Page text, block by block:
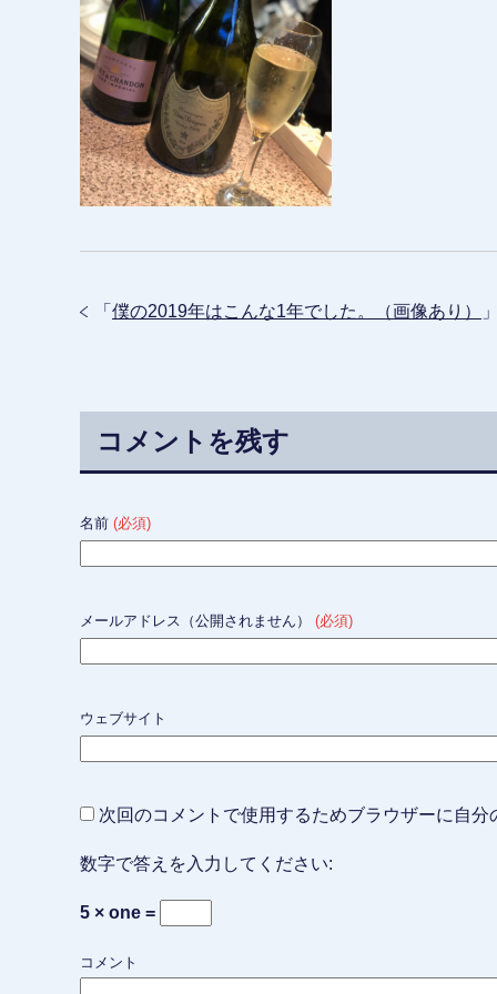
「 僕の2019年はこんな1年でした。（画像あり）
コメントを残す
名前 (必須)
メールアドレス（公開されません） (必須)
ウェブサイト
次回のコメントで使用するためブラウザーに自
数字で答えを入力してください:
5 × one =
コメント